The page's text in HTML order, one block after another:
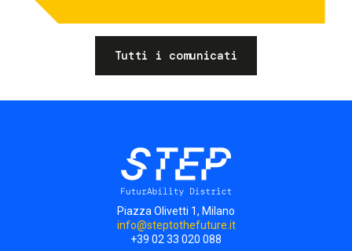
Tutti i comunicati
Piazza Olivetti 1, Milano
info@steptothefuture.it
+39 02 33 020 088